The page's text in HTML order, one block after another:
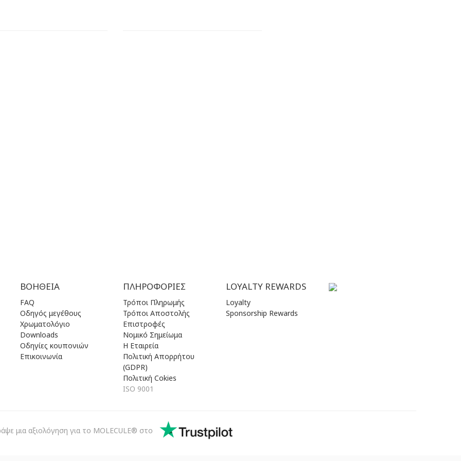
ΒΟΉΘΕΙΑ
FAQ
Οδηγός μεγέθους
Χρωματολόγιο
Downloads
Οδηγίες κουπονιών
Επικοινωνία
ΠΛΗΡΟΦΟΡΊΕΣ
Τρόποι Πληρωμής
Τρόποι Αποστολής
Επιστροφές
Νομικό Σημείωμα
Η Εταιρεία
Πολιτική Απορρήτου
(GDPR)
Πολιτική Cokies
ISO 9001
LOYALTY REWARDS
Loyalty
Sponsorship Rewards
μια αξιολόγηση για το MOLECULE® στο